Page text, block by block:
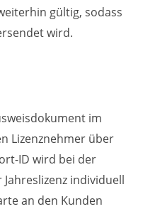
gültig, sodass
wird.
im
Lizenznehmer über
ID wird bei der
individuell
an den Kunden